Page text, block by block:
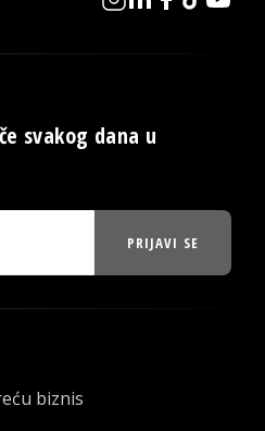
svakog dana u
PRIJAVI SE
biznis